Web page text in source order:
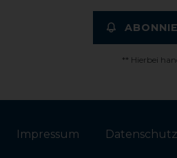
** Hierbei
Impressum